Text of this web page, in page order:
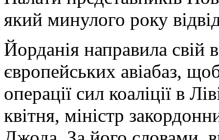
який минулого року
Йорданія направила свій
європейських авіабаз,
операції сил коаліції в
квітня, міністр